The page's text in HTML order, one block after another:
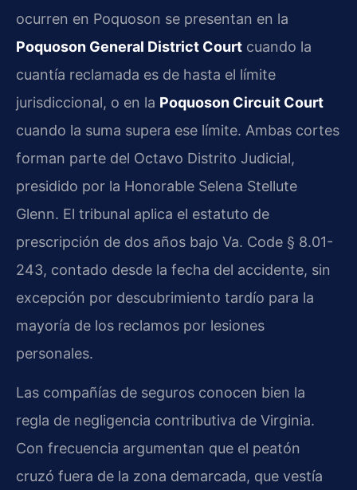
ocurren en Poquoson se presentan en la
Poquoson General District Court cuando la
cuantía reclamada es de hasta el límite
jurisdiccional, o en la Poquoson Circuit Court
cuando la suma supera ese límite. Ambas cortes
forman parte del Octavo Distrito Judicial,
presidido por la Honorable Selena Stellute
Glenn. El tribunal aplica el estatuto de
prescripción de dos años bajo Va. Code § 8.01-
243, contado desde la fecha del accidente, sin
excepción por descubrimiento tardío para la
mayoría de los reclamos por lesiones
personales.
Las compañías de seguros conocen bien la
regla de negligencia contributiva de Virginia.
Con frecuencia argumentan que el peatón
cruzó fuera de la zona demarcada, que vestía